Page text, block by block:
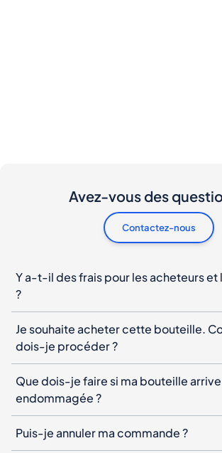
Avez-vous des
Contactez-nous
Y a-t-il des frais pour les acheteurs et
?
Je souhaite acheter cette bouteille.
dois-je procéder ?
Que dois-je faire si ma bouteille arrive
endommagée ?
Puis-je annuler ma commande ?